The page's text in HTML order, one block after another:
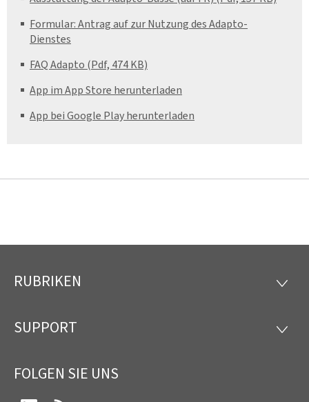
Formular: Antrag auf zur Nutzung des Adapto-
Dienstes
FAQ Adapto (Pdf, 474 KB)
App im App Store herunterladen
App bei Google Play herunterladen
Footer
RUBRIKEN
SUPPORT
FOLGEN SIE UNS